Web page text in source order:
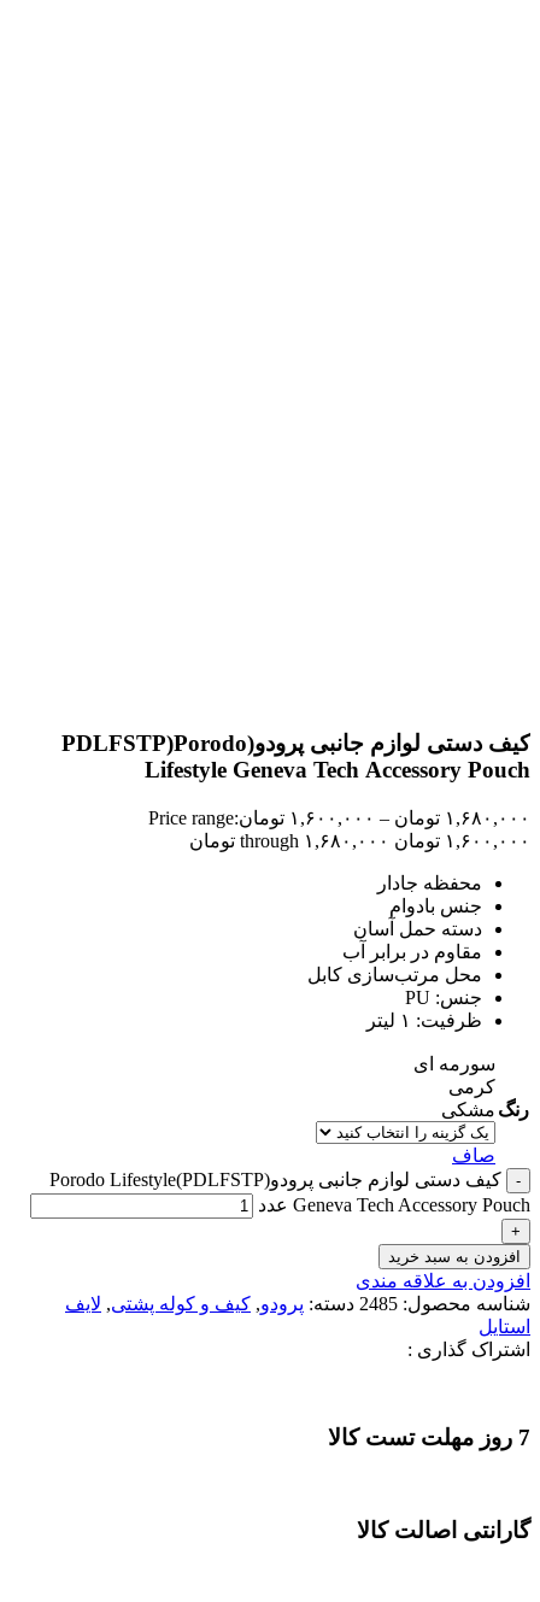
کیف دستی لوازم جانبی پرودو(PDLFSTP)Porodo
Lifestyle Geneva Tech Accessory Pouch
۱,۶۸۰,۰۰۰ تومان – ۱,۶۰۰,۰۰۰ تومانPrice range:
۱,۶۰۰,۰۰۰ تومان through ۱,۶۸۰,۰۰۰ تومان
محفظه جادار
جنس بادوام
دسته حمل آسان
مقاوم در برابر آب
محل مرتب‌سازی کابل
جنس: PU
ظرفیت: ۱ لیتر
رنگ
سورمه ای
کرمی
مشکی
صاف
کیف دستی لوازم جانبی پرودو(PDLFSTP)Porodo Lifestyle
Geneva Tech Accessory Pouch عدد
افزودن به سبد خرید
افزودن به علاقه مندی
شناسه محصول: 2485 دسته: پرودو, کیف و کوله پشتی, لایف
استایل
اشتراک گذاری :
7 روز مهلت تست کالا
گارانتی اصالت کالا